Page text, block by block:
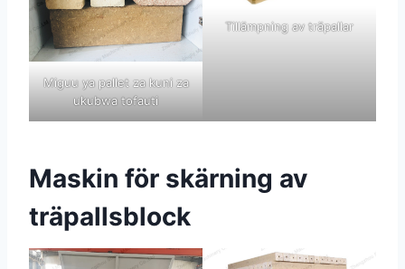
Miguu ya pallet za kuni za
ukubwa tofauti
Tillämpning av träpallar
Maskin för skärning av
träpallsblock